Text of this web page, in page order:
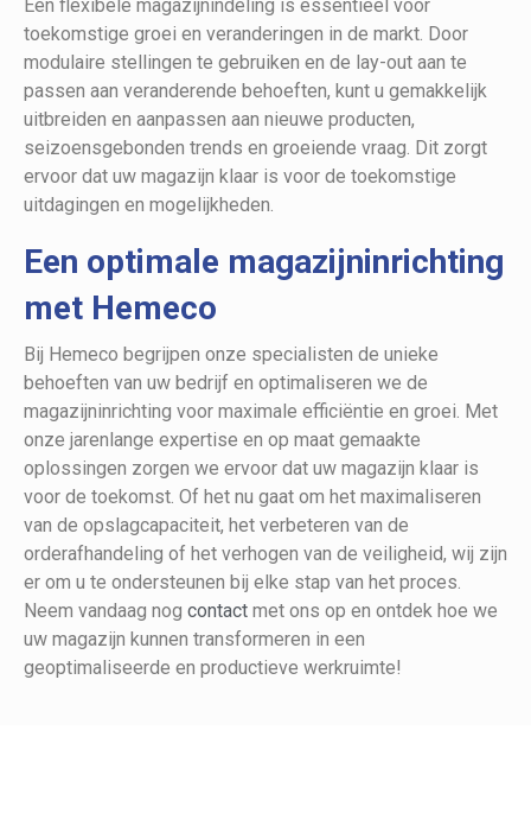
Een flexibele magazijnindeling is essentieel voor
toekomstige groei en veranderingen in de markt. Door
modulaire stellingen te gebruiken en de lay-out aan te
passen aan veranderende behoeften, kunt u gemakkelijk
uitbreiden en aanpassen aan nieuwe producten,
seizoensgebonden trends en groeiende vraag. Dit zorgt
ervoor dat uw magazijn klaar is voor de toekomstige
uitdagingen en mogelijkheden.
Een optimale magazijninrichting
met Hemeco
Bij Hemeco begrijpen onze specialisten de unieke
behoeften van uw bedrijf en optimaliseren we de
magazijninrichting voor maximale efficiëntie en groei. Met
onze jarenlange expertise en op maat gemaakte
oplossingen zorgen we ervoor dat uw magazijn klaar is
voor de toekomst. Of het nu gaat om het maximaliseren
van de opslagcapaciteit, het verbeteren van de
orderafhandeling of het verhogen van de veiligheid, wij zijn
er om u te ondersteunen bij elke stap van het proces.
Neem vandaag nog contact met ons op en ontdek hoe we
uw magazijn kunnen transformeren in een
geoptimaliseerde en productieve werkruimte!